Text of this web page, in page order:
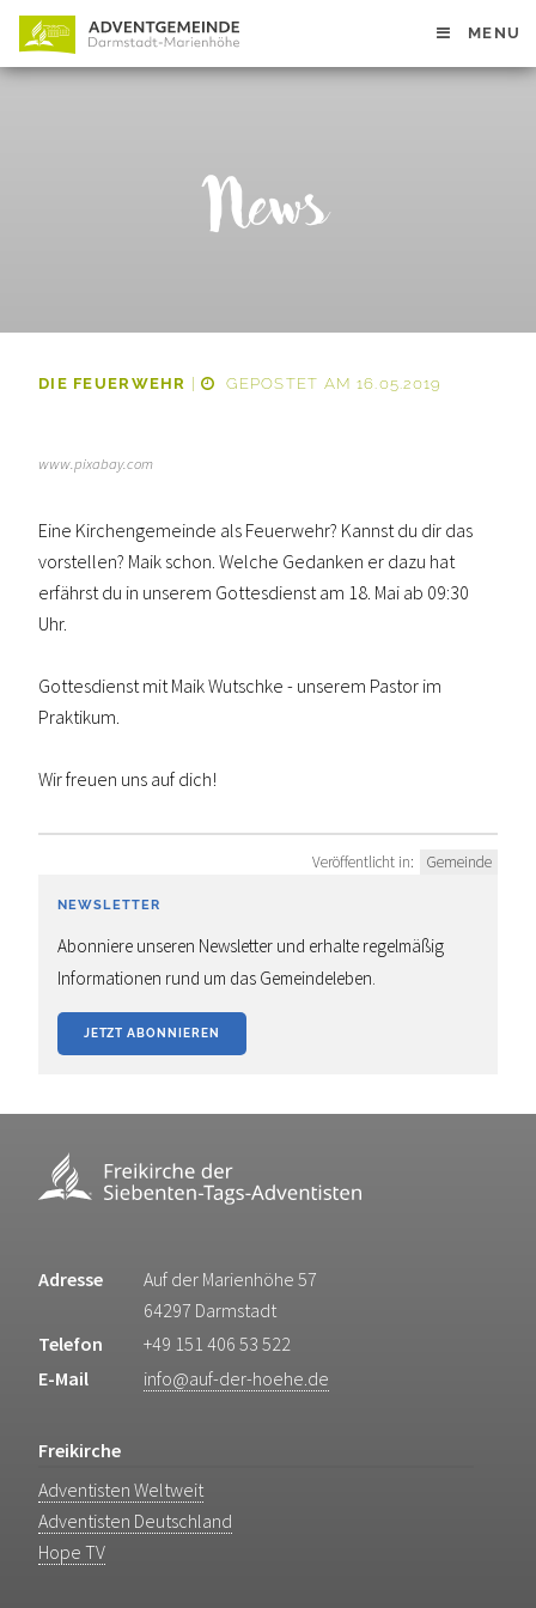
MENU
News
DIE FEUERWEHR | GEPOSTET AM 16.05.2019
www.pixabay.com
Eine Kirchengemeinde als Feuerwehr? Kannst du dir das
vorstellen? Maik schon. Welche Gedanken er dazu hat
erfährst du in unserem Gottesdienst am 18. Mai ab 09:30
Uhr.
Gottesdienst mit Maik Wutschke - unserem Pastor im
Praktikum.
Wir freuen uns auf dich!
Veröffentlicht in: Gemeinde
NEWSLETTER
Abonniere unseren Newsletter und erhalte regelmäßig
Informationen rund um das Gemeindeleben.
JETZT ABONNIEREN
Adresse
Auf der Marienhöhe 57
64297 Darmstadt
Telefon
+49 151 406 53 522
E-Mail
info@auf-der-hoehe.de
Freikirche
Adventisten Weltweit
Adventisten Deutschland
Hope TV